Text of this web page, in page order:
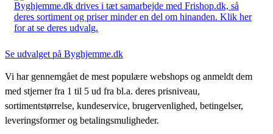
Byghjemme.dk drives i tæt samarbejde med Frishop.dk, så
deres sortiment og priser minder en del om hinanden. Klik her
for at se deres udvalg.
Se udvalget på Byghjemme.dk
Vi har gennemgået de mest populære webshops og anmeldt dem
med stjerner fra 1 til 5 ud fra bl.a. deres prisniveau,
sortimentstørrelse, kundeservice, brugervenlighed, betingelser,
leveringsformer og betalingsmuligheder.